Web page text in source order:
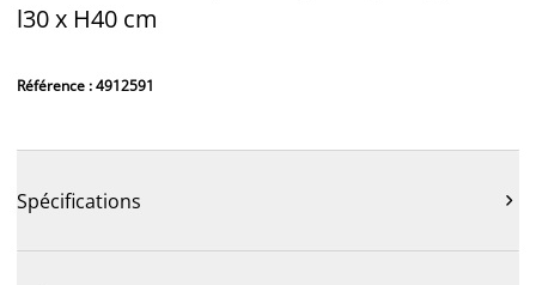
l30 x H40 cm
Référence : 4912591
Spécifications 